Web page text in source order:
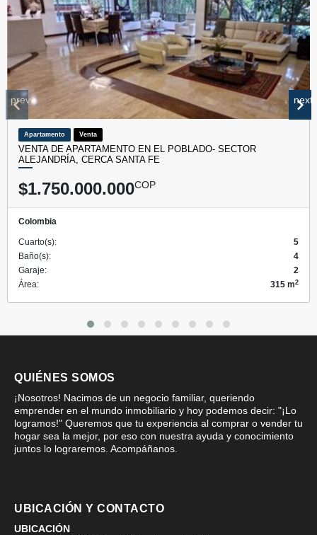
Apartamento Venta
VENTA DE APARTAMENTO EN EL POBLADO- SECTOR
ALEJANDRÍA, CERCA SANTA FE
$1.750.000.000COP
Colombia
Cuarto(s):
5
Baño(s):
4
Garaje:
2
Área:
315 m2
prev next
QUIÉNES SOMOS
¡Nosotros! Nacimos de un negocio familiar, queriendo
emprender en el mundo inmobiliario y hoy podemos decir: "¡Lo
logramos!" Queremos que tu experiencia al comprar o vender tu
hogar sea la mejor, por eso con nuestra ayuda y conocimiento
juntos lo lograremos. Acompáñanos.
UBICACIÓN Y CONTACTO
UBICACIÓN